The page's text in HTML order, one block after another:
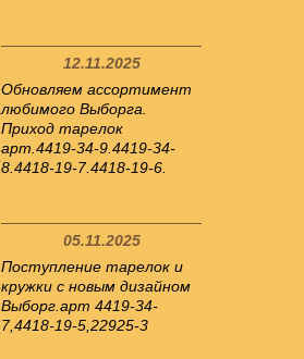
12.11.2025
Обновляем ассортимент
любимого Выборга.
Приход тарелок
арт.4419-34-9.4419-34-
8.4418-19-7.4418-19-6.
05.11.2025
Поступление тарелок и
кружки с новым дизайном
Выборг.арт 4419-34-
7,4418-19-5,22925-3